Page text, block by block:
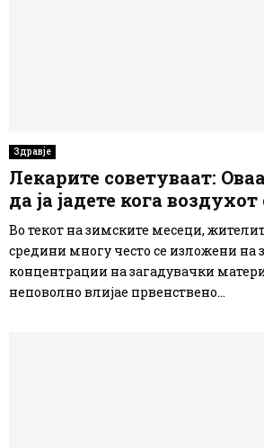
Здравје
Лекарите советуваат:
да ја јадете кога
Во текот на зимските месеци,
средини многу често се изложени на
концентрации на загадувачки
неповолно влијае првенствено...